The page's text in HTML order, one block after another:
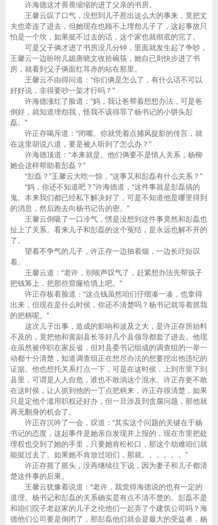
许海德这才畏畏缩缩的进了父亲的书房。
王馨云叹了口气，没想到儿子惹出这么大的事来，竟把丈
夫也牵连了进去，但她现在也顾不上埋怨儿子了，这起事故只
怕是一个坎，如果挺不过去的话，这个家也就彻底的完了。
可是父子俩才进了书房没几分钟，里面就发生起了争吵，
王馨云一边吩咐儿媳唐晓文收拾碗筷，她自已则快步进了书
房，就看到父子俩面红耳赤的站在那里。
王馨云不由得问道：“你们俩是怎么了，有什么话不可以
好好说，非得要吵一架才行吗？”
许海德涨红了脸道：“妈，我让爸帮着想想办法，可是爸
倒好，就知道埋怨我，怪我不该得罪了杨书记的小骈头彭
磊。”
许正存喝斥道：“闭嘴。你就凭着点捕风捉影的传言，就
在这里胡说八道，要是被人听到了怎么办？”
许海德顶道：“本来就是。他们俩要不是情人关系，杨柳
她会这样帮助着彭磊？”
“彭磊？”王馨云大吃一惊，“这事又和彭磊有什么关系？”
“妈，你还不知道吧？”许海德道，“这件事就是彭磊搞的
鬼。本来我们都已经私下解决好了，可是不知道他是哪里得到
的消息，然后跑去向杨书记告的密。”
王馨云倒吸了一口冷气，愣是没想到这件事竟然和彭磊也
扯上了关系。看来儿子和彭磊的这个冤结，是永远也解不开的
了。
望着不争气的儿子，许正存一边抽着烟，一边长吁短叹
着。
王馨云道：“老许，别唉声叹气了，赶紧想办法先帮孩子
把钱筹上，把那些窟窿给填上吧。”
许正存板着脸道：“这点钱虽然咱们仔细凑一凑，也拿得
出来，但现在是什么时侯，你还不清楚吗？杨书记就等着抓我
的把柄呢。”
这次儿子出事，造成的影响和波及之大，是许正存所始料
不及的，竟把他和黄副县长等好几个县领导都套了进去。他现
在虽然被停职在家反省，但对县委书记组成的调查组的一举一
动都十分清楚，知道调查组正在想尽办法的想要挖出他违纪的
证据。他也想托关系打点一下，可是在这时侯，上到市里下到
县里，可谓是人人自危，谁也不敢淌这个混水。许正存更不敢
在这时侯，让人抓到他的一丁点把柄来，许正存很清楚，如果
只是定他个滥用职权还好办，但一旦涉及到贪腐问题，那他就
再无翻身的机会了。
许正存沉吟了一会，叹道：“其实这个问题的关键在于杨
书记的态度，这起事件是她亲自发现并上报的，现在市里把处
理权也交到了她的手里，只要她肯松松口，那这个劫难咱们就
能挺过去了。如果她不肯放过咱们，那就。。。。。。”
许正存摇了摇头，没再继续往下说，因为妻子和儿子都清
楚这件事的后果。
王馨云犹豫着说道：“老许，我觉得海德说的也有一定的
道理。杨书记和彭磊的关系确实是有点不清不楚的。彭磊不是
和咱们院子老赵家的儿子之伦他们一起弄了个建筑公司吗？海
德他们公司要是倒闭了，那彭磊他们就会是最大的受益者，杨